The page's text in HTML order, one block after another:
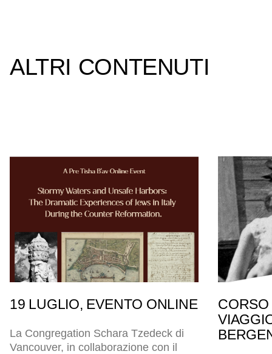
ALTRI CONTENUTI
19 LUGLIO, EVENTO ONLINE
La Congregation Schara Tzedeck di
Vancouver, in collaborazione con il